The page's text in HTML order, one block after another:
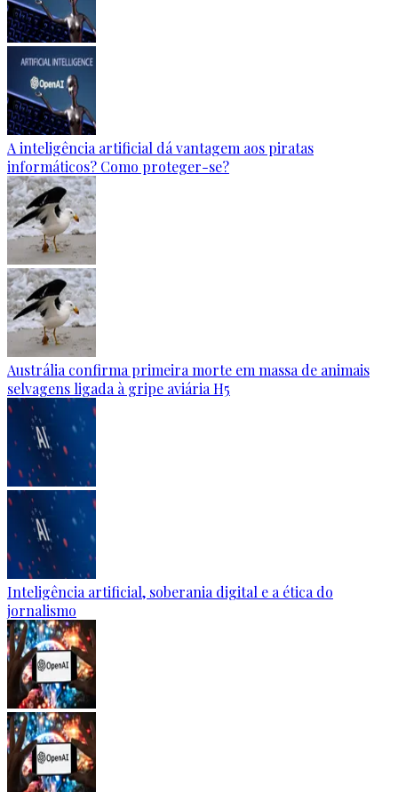
A inteligência artificial dá vantagem aos piratas
informáticos? Como proteger-se?
Austrália confirma primeira morte em massa de animais
selvagens ligada à gripe aviária H5
Inteligência artificial, soberania digital e a ética do
jornalismo